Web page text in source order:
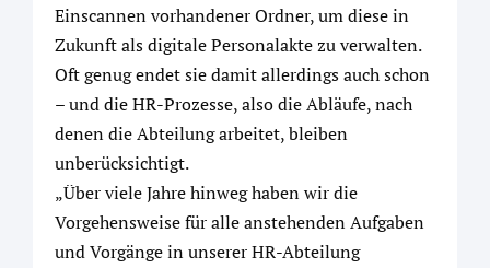
Einscannen vorhandener Ordner, um diese in
Zukunft als digitale Personalakte zu verwalten.
Oft genug endet sie damit allerdings auch schon
– und die HR-Prozesse, also die Abläufe, nach
denen die Abteilung arbeitet, bleiben
unberücksichtigt.
„Über viele Jahre hinweg haben wir die
Vorgehensweise für alle anstehenden Aufgaben
und Vorgänge in unserer HR-Abteilung